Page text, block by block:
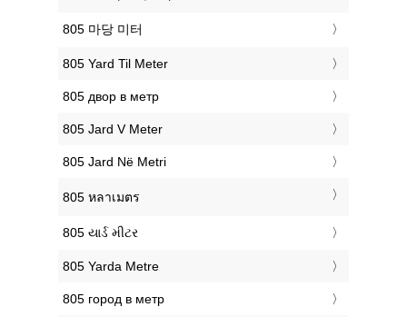
‎805 마당 미터
‎805 Yard Til Meter
‎805 двор в метр
‎805 Jard V Meter
‎805 Jard Në Metri
‎805 หลาเมตร
‎805 યાર્ડ મીટર
‎805 Yarda Metre
‎805 город в метр